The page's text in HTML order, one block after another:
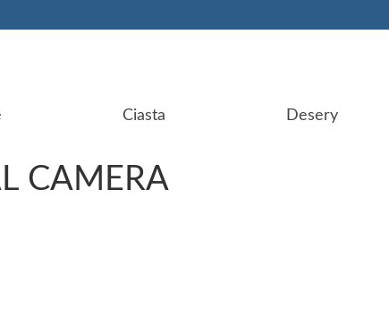
Ciasta Desery
CAMERA